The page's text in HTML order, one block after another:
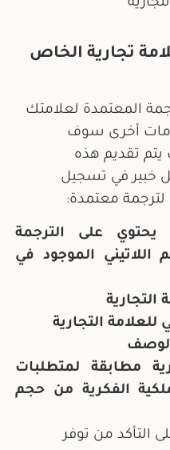
تجارية الخاص
المعتمدة لعلامتك
أخرى سوف
يتم تقديم هذه
خبير في تسجيل
لترجمة معتمدة:
على الترجمة
الموجود في
التجارية
للعلامة التجارية
مطابقة لمتطلبات
الفكرية من حجم
التأكد من توفر